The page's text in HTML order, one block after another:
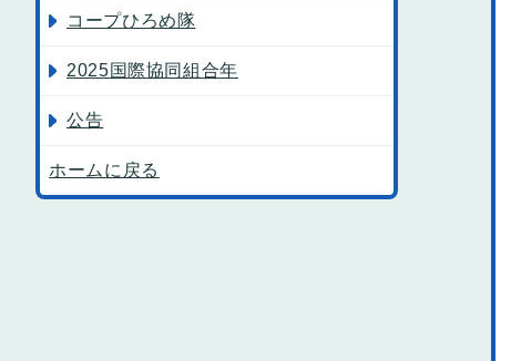
コープひろめ隊
2025国際協同組合年
公告
ホームに戻る